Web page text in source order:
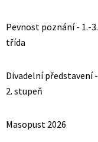
Pevnost poznání - 1.-3.
třída
Divadelní představení -
2. stupeň
Masopust 2026